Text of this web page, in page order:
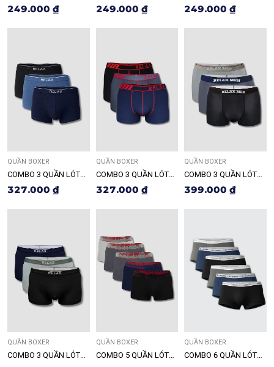
NAM BOXER RDO135
249.000 ₫
NAM BOXER RDO137
249.000 ₫
NAM BOXER RDO139
249.000 ₫
QUẦN BOXER
COMBO 3 QUẦN LÓT
NAM RLTK019
327.000 ₫
QUẦN BOXER
COMBO 3 QUẦN LÓT
NAM RLTK025
327.000 ₫
QUẦN BOXER
COMBO 3 QUẦN LÓT
NAM RLTK075
399.000 ₫
QUẦN BOXER
COMBO 3 QUẦN LÓT
QUẦN BOXER
COMBO 5 QUẦN LÓT
QUẦN BOXER
COMBO 6 QUẦN LÓT